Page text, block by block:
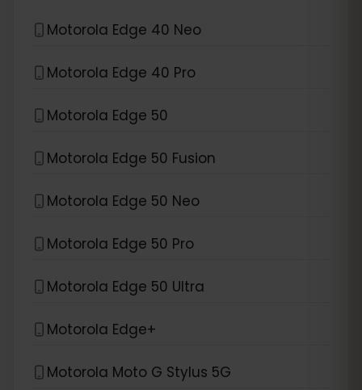
Motorola Edge 40 Neo
Motorola Edge 40 Pro
Motorola Edge 50
Motorola Edge 50 Fusion
Motorola Edge 50 Neo
Motorola Edge 50 Pro
Motorola Edge 50 Ultra
Motorola Edge+
Motorola Moto G Stylus 5G